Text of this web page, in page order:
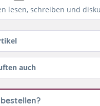
lesen, schreiben und
auch